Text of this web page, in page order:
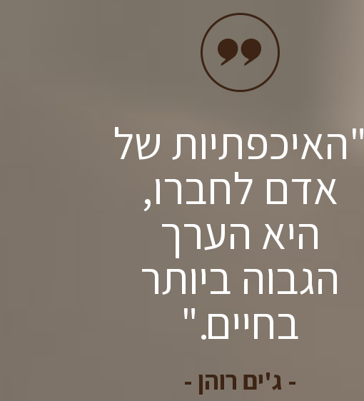
"האיכפתיות של
אדם לחברו,
היא הערך
הגבוה ביותר
בחיים."
- ג'ים רוהן -